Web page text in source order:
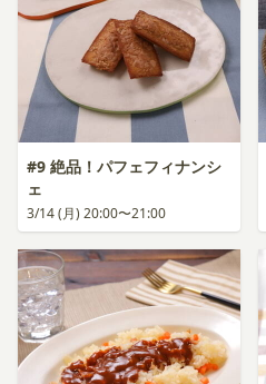
#9 絶品！パフェフィナンシ
ェ
3/14 (月) 20:00〜21:00